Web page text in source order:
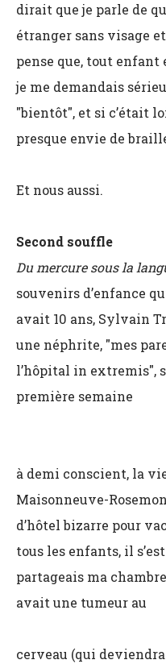
dirait que je parle de
étranger sans visage
pense que, tout enfant
je me demandais
"bientôt", et si c’était
presque envie de
Et nous aussi.
Second souffle
Du mercure sous la
souvenirs d’enfance
avait 10 ans, Sylvain
une néphrite, "mes
l’hôpital in extremis",
première semaine
à demi conscient, la
Maisonneuve-
d’hôtel bizarre pour
tous les enfants, il
partageais ma
avait une tumeur au
cerveau (qui